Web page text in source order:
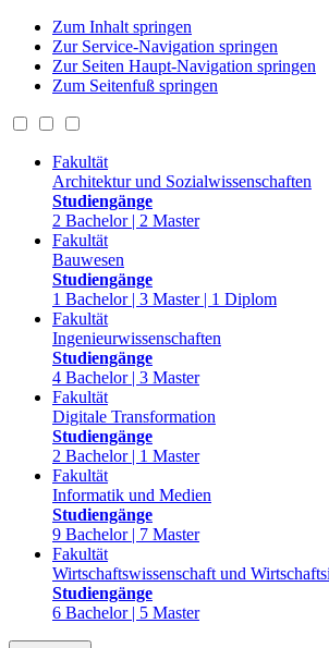
Zum Inhalt springen
Zur Service-Navigation springen
Zur Seiten Haupt-Navigation springen
Zum Seitenfuß springen
Fakultät
Architektur und Sozialwissenschaften
Studiengänge
2 Bachelor | 2 Master
Fakultät
Bauwesen
Studiengänge
1 Bachelor | 3 Master | 1 Diplom
Fakultät
Ingenieurwissenschaften
Studiengänge
4 Bachelor | 3 Master
Fakultät
Digitale Transformation
Studiengänge
2 Bachelor | 1 Master
Fakultät
Informatik und Medien
Studiengänge
9 Bachelor | 7 Master
Fakultät
Wirtschaftswissenschaft und
Studiengänge
6 Bachelor | 5 Master